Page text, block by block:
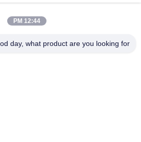
الرقمية 3200mm
كل شيء في واحد مطبعة رقمية بوليستر
12:44 PM
day, what product are you looking for?